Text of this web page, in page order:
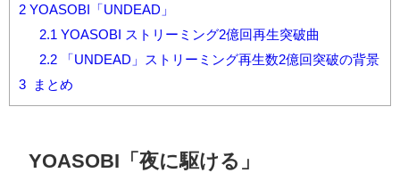
2 YOASOBI「UNDEAD」
2.1 YOASOBI ストリーミング2億回再生突破曲
2.2「UNDEAD」ストリーミング再生数2億回突破の背景
3 まとめ
YOASOBI「夜に駆ける」